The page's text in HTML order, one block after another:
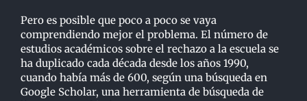
Pero es posible que poco a poco se vaya
comprendiendo mejor el problema. El número de
estudios académicos sobre el rechazo a la escuela se
ha duplicado cada década desde los años 1990,
cuando había más de 600, según una búsqueda en
Google Scholar, una herramienta de búsqueda de